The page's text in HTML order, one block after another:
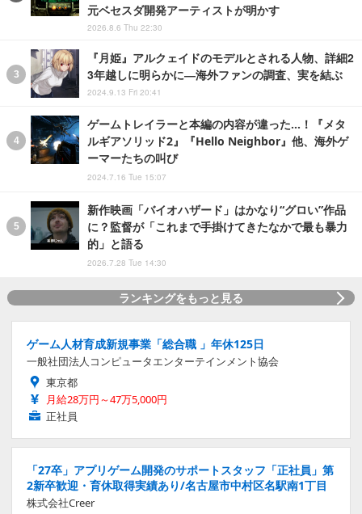
元ベセスダ開発アーティストが明かす
2026.8.6 Thu 22:30
『月姫』アルクェイドのモデルとされる人物、詳細2
3年越しに明らかに―海外ファンの調査、実を結ぶ
2024.9.13 Fri 20:41
ゲームトレイラーと本編の内容が違った…！『メタ
ルギアソリッド2』『Hello Neighbor』他、海外ゲ
ーマーたちの叫び
2024.7.16 Tue 15:07
新作映画「バイオハザード」はかなり“グロい”作品
に？監督が「これまで手掛けてきたなかで最も暴力
的」と語る
2026.7.28 Tue 14:30
ランキングをもっと見る
ゲーム人材育成新規事業「総合職 」年休125日
一般社団法人コンピュータエンターテインメント協会
東京都
月給28万円～47万5,000円
正社員
「27卒」アプリゲーム開発のサポートスタッフ「正社員」第
2新卒歓迎・育休取得実績あり/名古屋市中村区名駅南1丁目
株式会社Creer